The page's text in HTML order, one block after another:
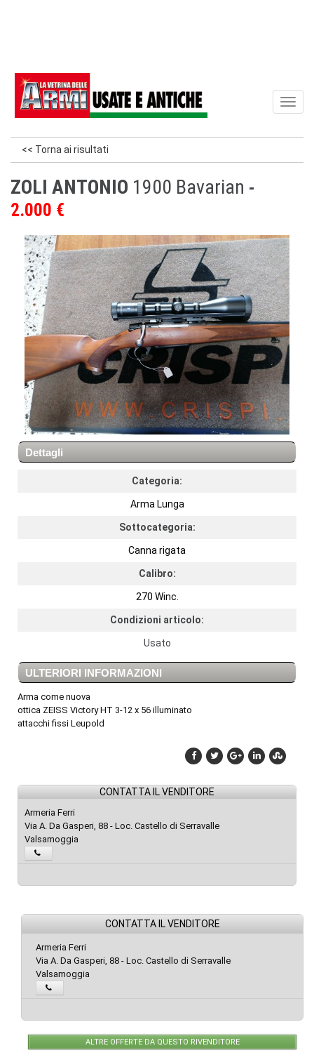
<< Torna ai risultati
ZOLI ANTONIO 1900 Bavarian
2.000 €
Dettagli
Categoria:
Arma Lunga
Sottocategoria:
Canna rigata
Calibro:
270 Winc.
Condizioni articolo:
Usato
ULTERIORI INFORMAZIONI
Arma come nuova
ottica ZEISS Victory HT 3-12 x 56 illuminato
attacchi fissi Leupold
CONTATTA IL VENDITORE
Armeria Ferri
Via A. Da Gasperi, 88 - Loc. Castello di Serravalle
Valsamoggia
CONTATTA IL VENDITORE
Armeria Ferri
Via A. Da Gasperi, 88 - Loc. Castello di Serravalle
Valsamoggia
ALTRE OFFERTE DA QUESTO RIVENDITORE